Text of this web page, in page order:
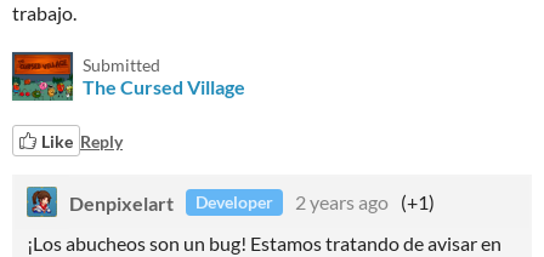
trabajo.
Submitted
The Cursed Village
Like Reply
Denpixelart Developer 2 years ago (+1)
¡Los abucheos son un bug! Estamos tratando de avisar en